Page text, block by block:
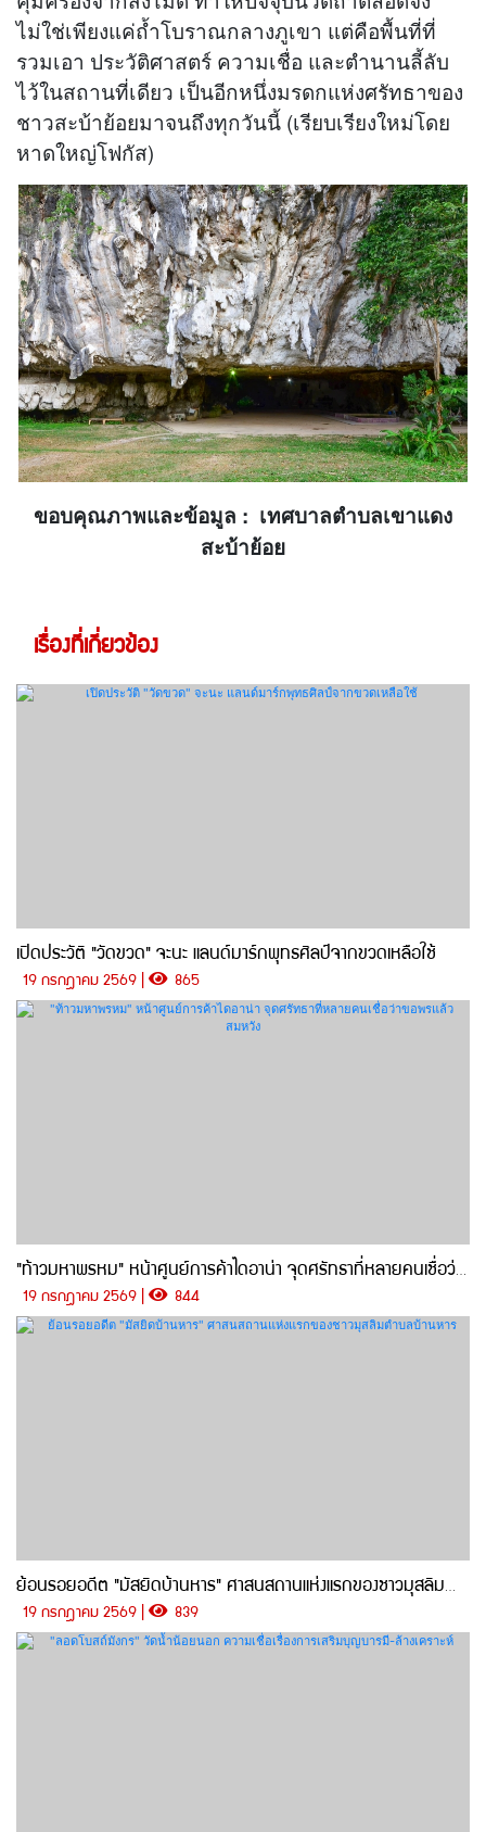
ไม่ใช่เพียงแค่ถ้ำโบราณกลางภูเขา แต่คือพื้นที่ที่
รวมเอา ประวัติศาสตร์ ความเชื่อ และตำนานลี้ลับ
ไว้ในสถานที่เดียว เป็นอีกหนึ่งมรดกแห่งศรัทธาของ
ชาวสะบ้าย้อยมาจนถึงทุกวันนี้ (เรียบเรียงใหม่โดย
หาดใหญ่โฟกัส)
ขอบคุณภาพและข้อมูล : เทศบาลตำบลเขาแดง
สะบ้าย้อย
เรื่องที่เกี่ยวข้อง
เปิดประวัติ "วัดขวด" จะนะ แลนด์มาร์กพุทธศิลป์จากขวดเหลือใช้
19 กรกฎาคม 2569 | 865
"ท้าวมหาพรหม" หน้าศูนย์การค้าไดอาน่า จุดศรัทธาที่หลายคนเชื่อว่าขอพรแล้วสมหวัง
19 กรกฎาคม 2569 | 844
ย้อนรอยอดีต "มัสยิดบ้านหาร" ศาสนสถานแห่งแรกของชาวมุสลิมตำบลบ้านหาร
19 กรกฎาคม 2569 | 839